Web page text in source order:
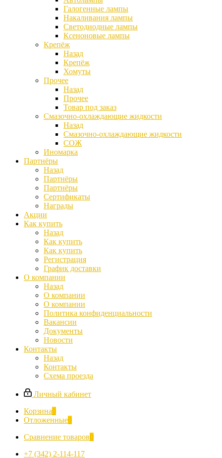
Галогенные лампы
Накаливания лампы
Светодиодные лампы
Ксеноновые лампы
Крепёж
Назад
Крепёж
Хомуты
Прочее
Назад
Прочее
Товар под заказ
Смазочно-охлаждающие жидкости
Назад
Смазочно-охлаждающие жидкости
СОЖ
Иномарка
Партнёры
Назад
Партнёры
Партнёры
Сертификаты
Награды
Акции
Как купить
Назад
Как купить
Как купить
Регистрация
График доставки
О компании
Назад
О компании
О компании
Политика конфиденциальности
Вакансии
Документы
Новости
Контакты
Назад
Контакты
Схема проезда
Личный кабинет
Корзина0
Отложенные0
Сравнение товаров0
+7 (342) 2-114-117